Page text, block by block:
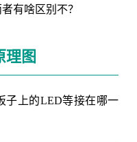
有啥区别不？
理图
子上的LED等接在哪一